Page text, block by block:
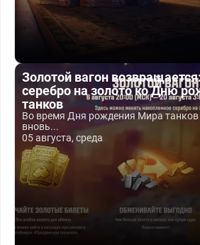
Золотой вагон
серебро на золото ко Дню
танков
Во время Дня рождения Мира танков
вновь...
05 августа, среда